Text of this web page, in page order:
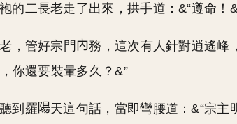
的二長老走了出來，拱手道：&“遵命！
，管好宗門
務，這次有人針對逍遙峰
你還要裝暈多久？&”
到羅 天這句話，當即彎腰道：&“宗主